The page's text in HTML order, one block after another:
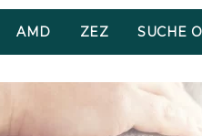
AMD ZEZ SUCHE